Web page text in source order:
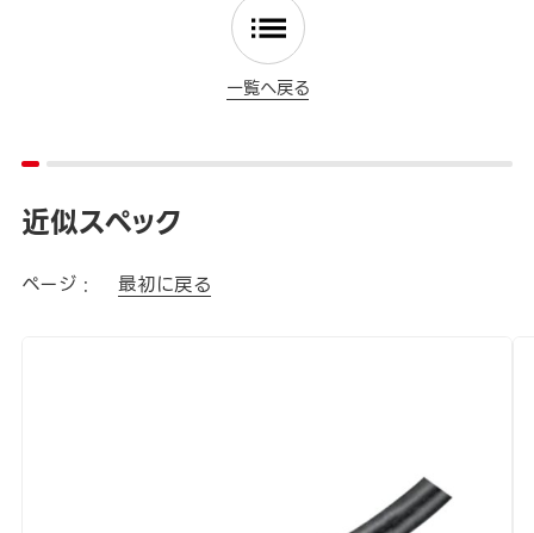
一覧へ戻る
近似スペック
ページ : 最初に戻る